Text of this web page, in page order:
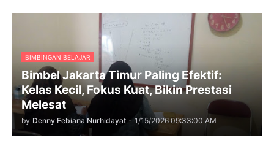
BIMBINGAN BELAJAR
Bimbel Jakarta Timur Paling Efektif:
Kelas Kecil, Fokus Kuat, Bikin Prestasi
Melesat
by Denny Febiana Nurhidayat - 1/15/2026 09:33:00 AM